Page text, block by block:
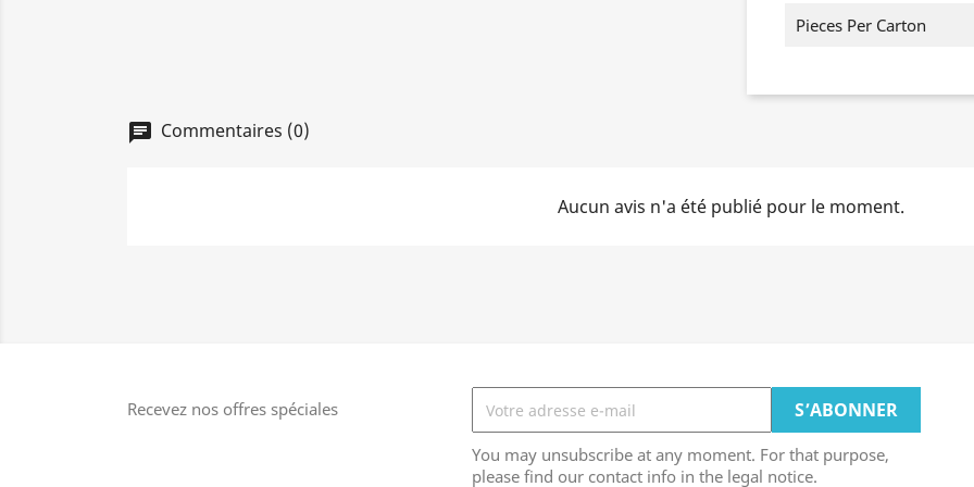
Pieces Per Carton
Commentaires (0)
Aucun avis n'a été publié pour le moment.
Recevez nos offres spéciales
You may unsubscribe at any moment. For that purpose,
please find our contact info in the legal notice.